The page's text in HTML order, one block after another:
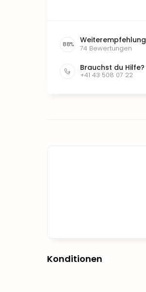
88% Weiterempfehlung
74 Bewertungen
Brauchst du Hilfe?
+41 43 508 07 22
Konditionen